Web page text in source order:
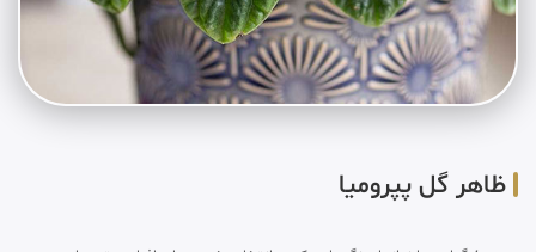
ظاهر گل پپرومیا